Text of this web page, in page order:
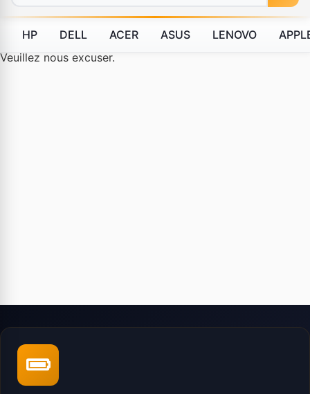
HP DELL ACER ASUS LENOVO
Le produit #BLD--12232 n'est plus disponible à la vente.
Veuillez nous excuser.